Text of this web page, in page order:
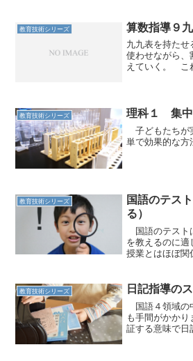
教育技術シリーズ 算数指導９
九九表を持た
使わせながら、
えていく。 こ
個々の単独の
教育技術シリーズ 理科１ 集中
子どもたちが
単で効果的な方
教育技術シリーズ
国語のテス
る）
国語のテスト
を教えるのに適
授業とはほぼ関
教育技術シリーズ 日記指導の
国語４領域の
も手間がかか
証する意味で日